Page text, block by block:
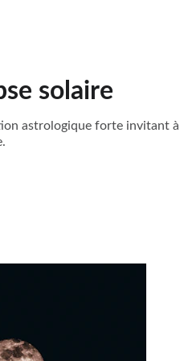
solaire
astrologique forte invitant à